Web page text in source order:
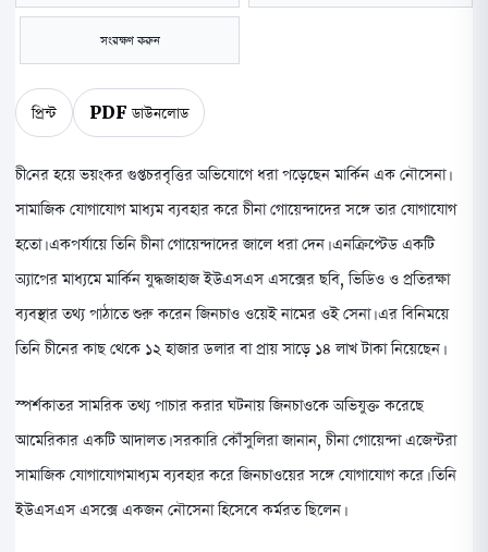
সংরক্ষণ করুন
প্রিন্ট PDF ডাউনলোড
চীনের হয়ে ভয়ংকর গুপ্তচরবৃত্তির অভিযোগে ধরা পড়েছেন মার্কিন এক নৌসেনা।
সামাজিক যোগাযোগ মাধ্যম ব্যবহার করে চীনা গোয়েন্দাদের সঙ্গে তার যোগাযোগ
হতো। একপর্যায়ে তিনি চীনা গোয়েন্দাদের জালে ধরা দেন। এনক্রিপ্টেড একটি
অ্যাপের মাধ্যমে মার্কিন যুদ্ধজাহাজ ইউএসএস এসক্সের ছবি, ভিডিও ও প্রতিরক্ষা
ব্যবস্থার তথ্য পাঠাতে শুরু করেন জিনচাও ওয়েই নামের ওই সেনা। এর বিনিময়ে
তিনি চীনের কাছ থেকে ১২ হাজার ডলার বা প্রায় সাড়ে ১৪ লাখ টাকা নিয়েছেন।
স্পর্শকাতর সামরিক তথ্য পাচার করার ঘটনায় জিনচাওকে অভিযুক্ত করেছে
আমেরিকার একটি আদালত। সরকারি কৌঁসুলিরা জানান, চীনা গোয়েন্দা এজেন্টরা
সামাজিক যোগাযোগমাধ্যম ব্যবহার করে জিনচাওয়ের সঙ্গে যোগাযোগ করে। তিনি
ইউএসএস এসক্সে একজন নৌসেনা হিসেবে কর্মরত ছিলেন।